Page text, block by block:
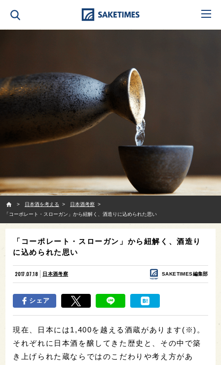
日本酒を考える
日本酒考察
「コーポレート・スローガン」から紐解く、酒造りに込められた思い
「コーポレート・スローガン」から紐解く、酒造り
に込められた思い
2017.07.18 日本酒考察 SAKETIMES編集部
シェア
現在、日本には1,400を越える酒蔵があります(※)。
それぞれに日本酒を醸してきた歴史と、その中で築
き上げられた蔵ならではのこだわりや考え方があ